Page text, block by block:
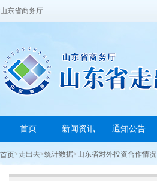
山东省商务厅
首页 新闻资讯 通知公告
首页>走出去>统计数据>山东省对外投资合作情况